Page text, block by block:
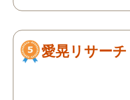
愛晃リサーチ